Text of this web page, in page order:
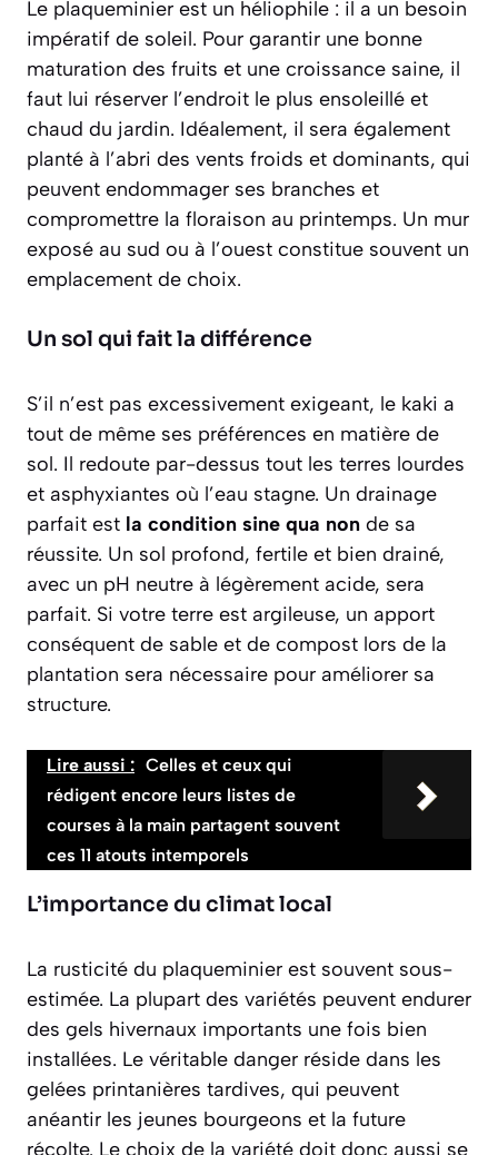
Le plaqueminier est un héliophile : il a un besoin
impératif de soleil. Pour garantir une bonne
maturation des fruits et une croissance saine, il
faut lui réserver l’endroit le plus ensoleillé et
chaud du jardin. Idéalement, il sera également
planté à l’abri des vents froids et dominants, qui
peuvent endommager ses branches et
compromettre la floraison au printemps. Un mur
exposé au sud ou à l’ouest constitue souvent un
emplacement de choix.
Un sol qui fait la différence
S’il n’est pas excessivement exigeant, le kaki a
tout de même ses préférences en matière de
sol. Il redoute par-dessus tout les terres lourdes
et asphyxiantes où l’eau stagne. Un drainage
parfait est la condition sine qua non de sa
réussite. Un sol profond, fertile et bien drainé,
avec un pH neutre à légèrement acide, sera
parfait. Si votre terre est argileuse, un apport
conséquent de sable et de compost lors de la
plantation sera nécessaire pour améliorer sa
structure.
Lire aussi : Celles et ceux qui
rédigent encore leurs listes de
courses à la main partagent souvent
ces 11 atouts intemporels
L’importance du climat local
La rusticité du plaqueminier est souvent sous-
estimée. La plupart des variétés peuvent endurer
des gels hivernaux importants une fois bien
installées. Le véritable danger réside dans les
gelées printanières tardives, qui peuvent
anéantir les jeunes bourgeons et la future
récolte. Le choix de la variété doit donc aussi se